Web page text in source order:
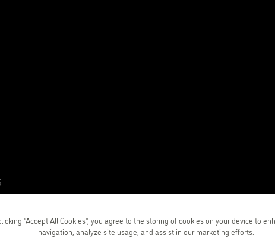
para
“Accept All Cookies”, you agree to the storing of cookies on your device to
navigation, analyze site usage, and assist in our marketing efforts.